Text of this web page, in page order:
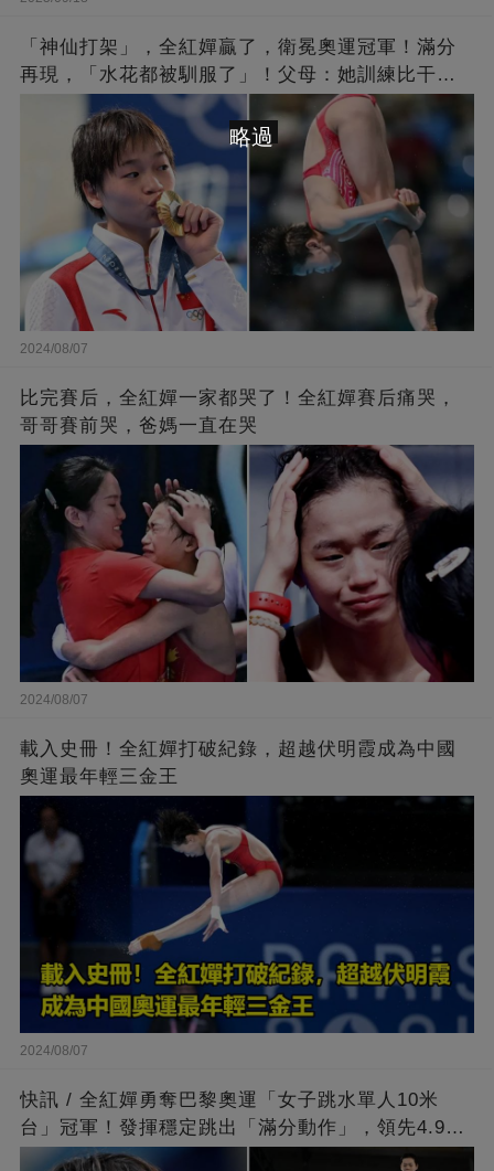
「神仙打架」，全紅嬋贏了，衛冕奧運冠軍！滿分
再現，「水花都被馴服了」！父母：她訓練比干農
活累百倍！陳芋汐惜敗，獲得銀牌
2024/08/07
比完賽后，全紅嬋一家都哭了！全紅嬋賽后痛哭，
哥哥賽前哭，爸媽一直在哭
2024/08/07
載入史冊！全紅嬋打破紀錄，超越伏明霞成為中國
奧運最年輕三金王
2024/08/07
快訊 / 全紅嬋勇奪巴黎奧運「女子跳水單人10米
台」冠軍！發揮穩定跳出「滿分動作」，領先4.9分
擊敗陳芋汐
略過